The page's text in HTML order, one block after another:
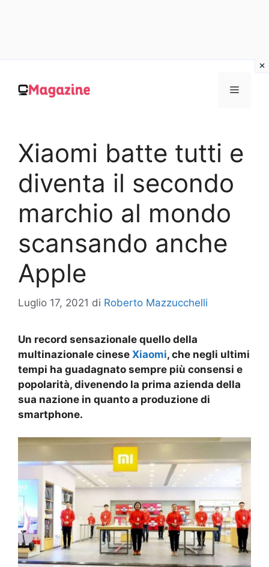
contenuto
MENU
Xiaomi batte tutti e
diventa il secondo
marchio al mondo
scansando anche
Apple
Luglio 17, 2021 di Roberto Mazzucchelli
Un record sensazionale quello della
multinazionale cinese Xiaomi, che negli ultimi
tempi ha guadagnato sempre più consensi e
popolarità, divenendo la prima azienda della
sua nazione in quanto a produzione di
smartphone.